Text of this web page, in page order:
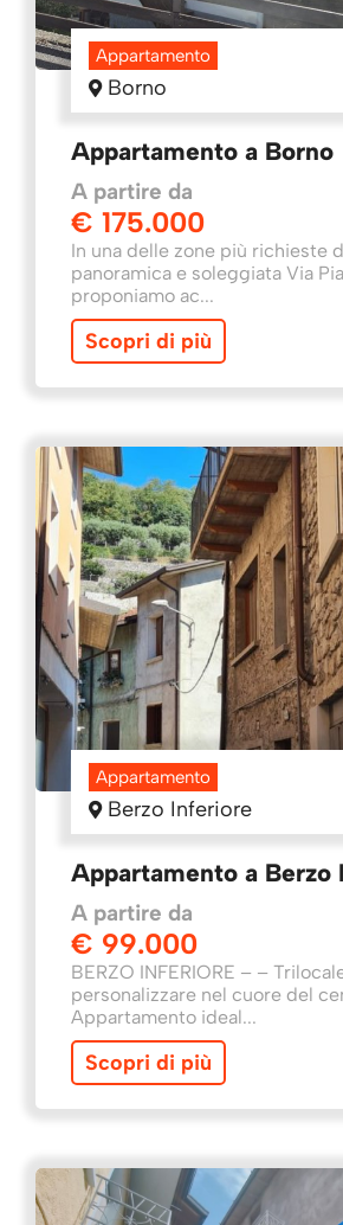
Appartamento
Borno
Appartamento a Borno
A partire da
€ 175.000
In una delle zone più richieste
panoramica e soleggiata Via
proponiamo ac...
Scopri di più
Appartamento
Berzo Inferiore
Appartamento a Berzo
A partire da
€ 99.000
BERZO INFERIORE – –
personalizzare nel cuore del
Appartamento ideal...
Scopri di più